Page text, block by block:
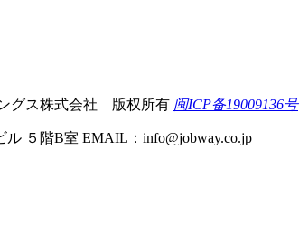
ングス株式会社 版权所有 闽ICP备19009136号
ル ５階B室 EMAIL： info@jobway.co.jp